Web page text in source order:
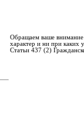
Обращаем ваше
характер и ни при каких
Статьи 437 (2)